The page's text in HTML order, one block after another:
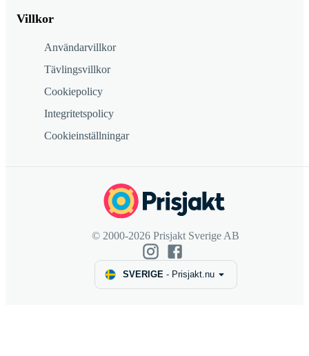
Villkor
Användarvillkor
Tävlingsvillkor
Cookiepolicy
Integritetspolicy
Cookieinställningar
© 2000-2026 Prisjakt Sverige AB
SVERIGE- Prisjakt.nu